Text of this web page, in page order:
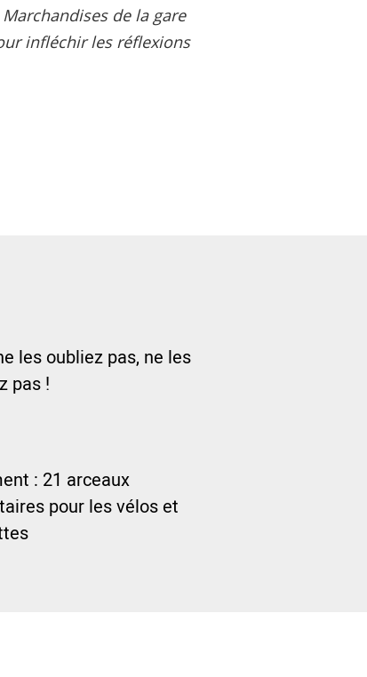
de la gare
infléchir les réflexions
les oubliez pas, ne les
pas !
: 21 arceaux
pour les vélos et